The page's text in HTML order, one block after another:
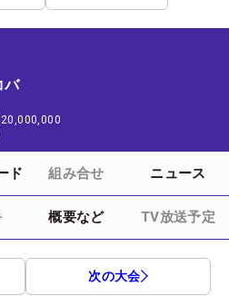
バ
ド 組み合せ ニュース
概要など TV放送予定
次の大会